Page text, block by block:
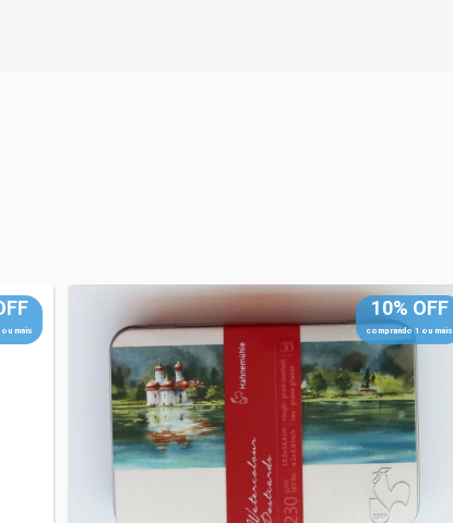
mais
10% OFF
comprando 1 ou mais